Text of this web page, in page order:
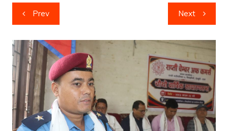
Post
navigation
Prev Next